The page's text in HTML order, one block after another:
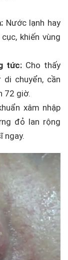
Nước lạnh hay
khiến vùng
tức:Cho thấy
chuyển, cần
72 giờ.
xâm nhập
đỏ lan rộng
ngay.